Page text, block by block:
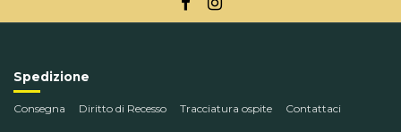
Spedizione
Consegna Diritto di Recesso Tracciatura ospite Contattaci